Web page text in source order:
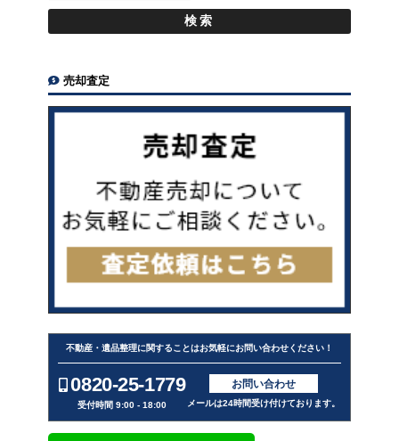
売却査定
不動産・遺品整理に関することはお気軽にお問い合わせください！
0820-25-1779
受付時間 9:00 - 18:00
お問い合わせ
メールは24時間受け付けております。